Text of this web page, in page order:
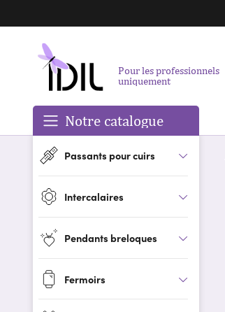
Pour les professionnels
uniquement
Notre catalogue
Passants pour cuirs
Intercalaires
Pendants breloques
Fermoirs